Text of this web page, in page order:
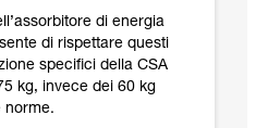
di energia
di rispettare questi
specifici della CSA
kg, invece dei 60 kg
norme.